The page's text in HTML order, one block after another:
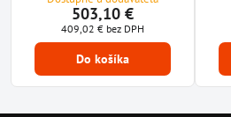
503,10 €
409,02 € bez DPH
Do košíka